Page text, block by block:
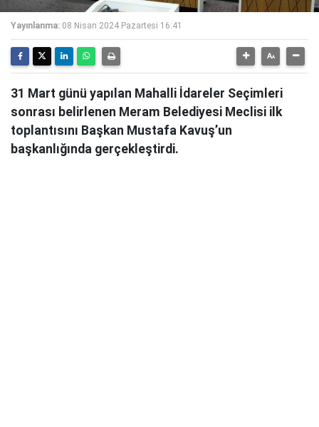
Yayınlanma: 08 Nisan 2024 Pazartesi 16:41
31 Mart günü yapılan Mahalli İdareler Seçimleri
sonrası belirlenen Meram Belediyesi Meclisi ilk
toplantısını Başkan Mustafa Kavuş’un
başkanlığında gerçekleştirdi.